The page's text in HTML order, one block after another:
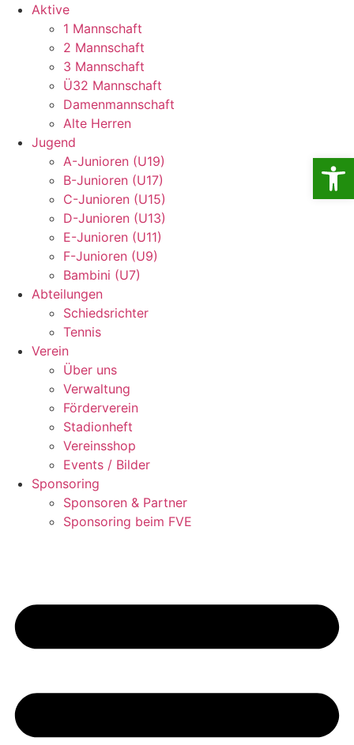
Aktive
1 Mannschaft
2 Mannschaft
3 Mannschaft
Ü32 Mannschaft
Damenmannschaft
Alte Herren
Jugend
A-Junioren (U19)
B-Junioren (U17)
C-Junioren (U15)
D-Junioren (U13)
E-Junioren (U11)
F-Junioren (U9)
Bambini (U7)
Abteilungen
Schiedsrichter
Tennis
Verein
Über uns
Verwaltung
Förderverein
Stadionheft
Vereinsshop
Events / Bilder
Sponsoring
Sponsoren & Partner
Sponsoring beim FVE